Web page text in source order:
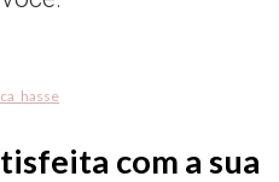
com a sua